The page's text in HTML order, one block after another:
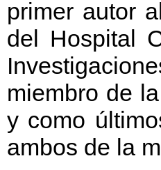
primer autor
del Hospital
miembro de
y como
ambos de la